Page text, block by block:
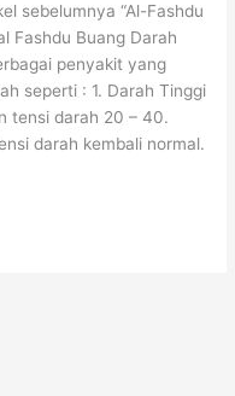
sebelumnya “Al-Fashdu
Fashdu Buang Darah
penyakit yang
seperti : 1. Darah Tinggi
tensi darah 20 – 40.
darah kembali normal.